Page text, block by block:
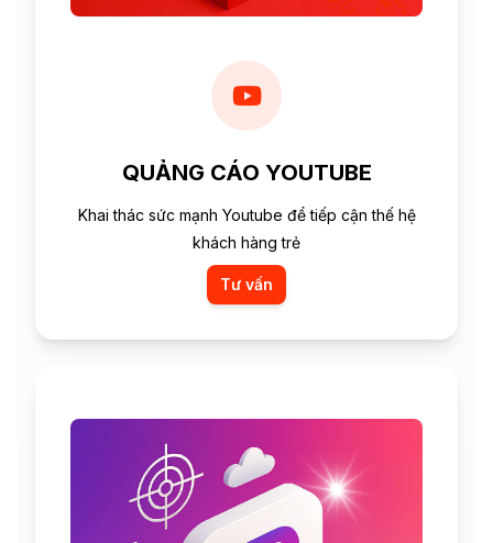
QUẢNG CÁO YOUTUBE
Khai thác sức mạnh Youtube để tiếp cận thế hệ
khách hàng trẻ
Tư vấn